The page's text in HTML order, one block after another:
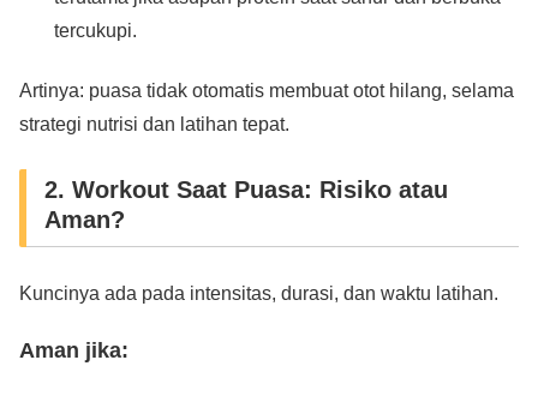
tercukupi.
Artinya: puasa tidak otomatis membuat otot hilang, selama
strategi nutrisi dan latihan tepat.
2. Workout Saat Puasa: Risiko atau
Aman?
Kuncinya ada pada intensitas, durasi, dan waktu latihan.
Aman jika: